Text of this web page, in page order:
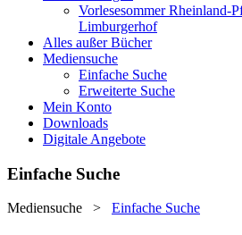
Vorlesesommer Rheinland-
Limburgerhof
Alles außer Bücher
Mediensuche
Einfache Suche
Erweiterte Suche
Mein Konto
Downloads
Digitale Angebote
Einfache Suche
Mediensuche > Einfache Suche